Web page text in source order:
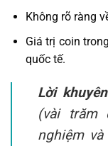
Không rõ ràng
Giá trị coin
quốc tế.
Lời
(vài trăm
nghiệm